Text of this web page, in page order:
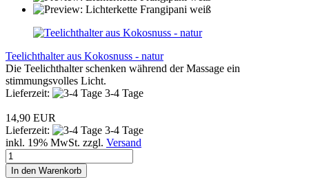
Teelichthalter aus Kokosnuss - natur
Die Teelichthalter schenken während der Massage ein
stimmungsvolles Licht.
Lieferzeit:
3-4 Tage
14,90 EUR
Lieferzeit:
3-4 Tage
inkl. 19% MwSt. zzgl. Versand
In den Warenkorb